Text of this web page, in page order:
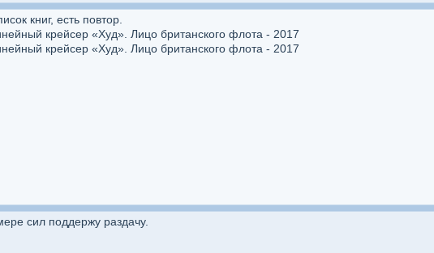
книг, есть повтор.
крейсер «Худ». Лицо британского флота - 2017
крейсер «Худ». Лицо британского флота - 2017
сил поддержу раздачу.